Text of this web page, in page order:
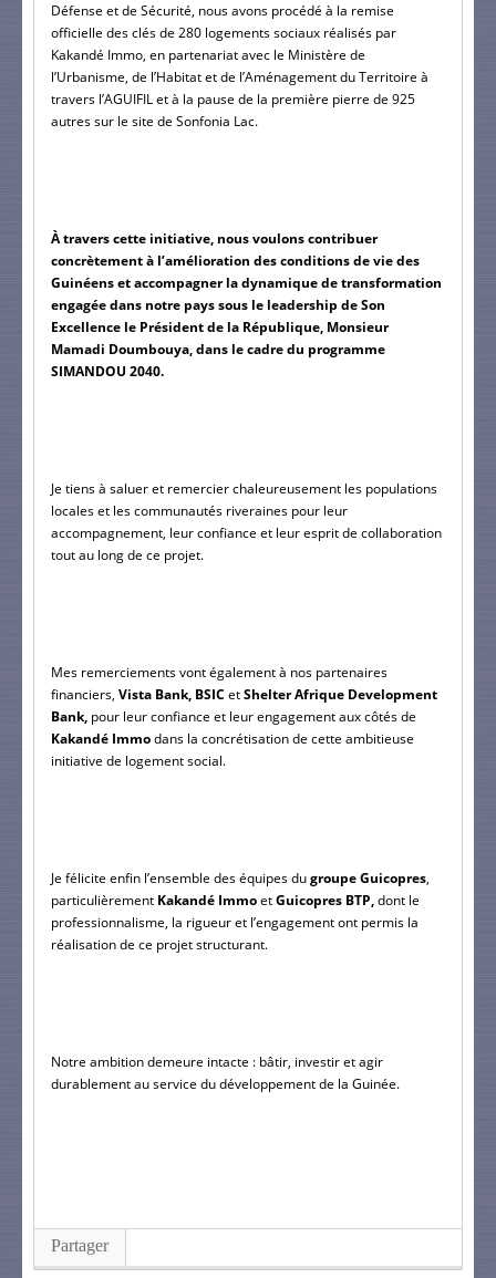
Défense et de Sécurité, nous avons procédé à la remise
officielle des clés de 280 logements sociaux réalisés par
Kakandé Immo, en partenariat avec le Ministère de
l’Urbanisme, de l’Habitat et de l’Aménagement du Territoire à
travers l’AGUIFIL et à la pause de la première pierre de 925
autres sur le site de Sonfonia Lac.
À travers cette initiative, nous voulons contribuer
concrètement à l’amélioration des conditions de vie des
Guinéens et accompagner la dynamique de transformation
engagée dans notre pays sous le leadership de Son
Excellence le Président de la République, Monsieur
Mamadi Doumbouya, dans le cadre du programme
SIMANDOU 2040.
Je tiens à saluer et remercier chaleureusement les populations
locales et les communautés riveraines pour leur
accompagnement, leur confiance et leur esprit de collaboration
tout au long de ce projet.
Mes remerciements vont également à nos partenaires
financiers, Vista Bank, BSIC et Shelter Afrique Development
Bank, pour leur confiance et leur engagement aux côtés de
Kakandé Immo dans la concrétisation de cette ambitieuse
initiative de logement social.
Je félicite enfin l’ensemble des équipes du groupe Guicopres,
particulièrement Kakandé Immo et Guicopres BTP, dont le
professionnalisme, la rigueur et l’engagement ont permis la
réalisation de ce projet structurant.
Notre ambition demeure intacte : bâtir, investir et agir
durablement au service du développement de la Guinée.
Partager